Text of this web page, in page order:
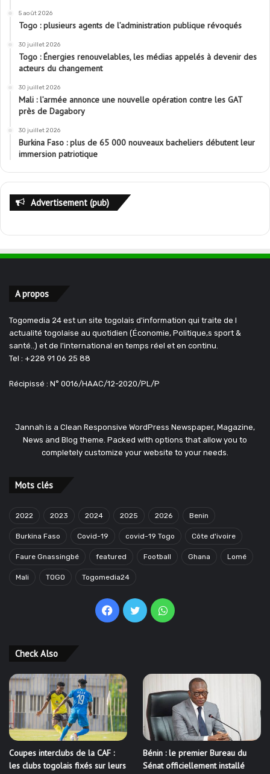
5 août 2026
Togo : plusieurs agents de l’administration publique révoqués
30 juillet 2026
Togo : Énergies renouvelables, les médias appelés à devenir des
acteurs du changement
30 juillet 2026
Mali : l’armée annonce une nouvelle opération contre les GAT
près de Dagabory
30 juillet 2026
Burkina Faso : plus de 65 000 nouveaux bacheliers débutent leur
immersion patriotique
Advertisement (pub)
A propos
Togomedia 24 est un site togolais d'information qui traite de l
actualité togolaise au quotidien (Économie, Politique,s sport &
santé..) et de l'international en temps réel et en continu.
Tel : +228 91 06 25 88
Récipissé : N° 0016/HAAC/12-2020/PL/P
Jannah is a Clean Responsive WordPress Newspaper, Magazine,
News and Blog theme. Packed with options that allow you to
completely customize your website to your needs.
Mots clés
2022 2023 2024 2025 2026 Benin
Burkina Faso Covid-19 covid-19 Togo Côte d'ivoire
Faure Gnassingbé featured Football Ghana Lomé
Mali TOGO Togomedia24
Facebook
TwitterWhatsApp
Check Also
Coupes interclubs de la CAF :
les clubs togolais fixés sur leurs
Bénin : le premier Bureau du
Sénat officiellement installé